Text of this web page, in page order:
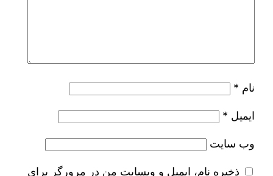
نام *
ایمیل *
وب‌ سایت
ذخیره نام، ایمیل و وبسایت من در مرورگر برای